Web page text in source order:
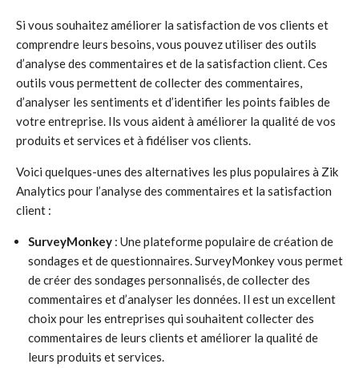
Si vous souhaitez améliorer la satisfaction de vos clients et
comprendre leurs besoins, vous pouvez utiliser des outils
d’analyse des commentaires et de la satisfaction client. Ces
outils vous permettent de collecter des commentaires,
d’analyser les sentiments et d’identifier les points faibles de
votre entreprise. Ils vous aident à améliorer la qualité de vos
produits et services et à fidéliser vos clients.
Voici quelques-unes des alternatives les plus populaires à Zik
Analytics pour l’analyse des commentaires et la satisfaction
client :
SurveyMonkey : Une plateforme populaire de création de
sondages et de questionnaires. SurveyMonkey vous permet
de créer des sondages personnalisés, de collecter des
commentaires et d’analyser les données. Il est un excellent
choix pour les entreprises qui souhaitent collecter des
commentaires de leurs clients et améliorer la qualité de
leurs produits et services.